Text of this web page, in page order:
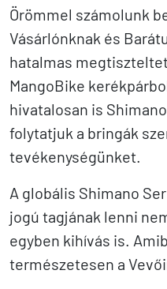
Örömmel számolunk
Vásárlónknak és
hatalmas
MangoBike
hivatalosan is
folytatjuk a bringák
tevékenységünket.
A globális Shimano
jogú tagjának lenni
egyben kihívás is.
természetesen a